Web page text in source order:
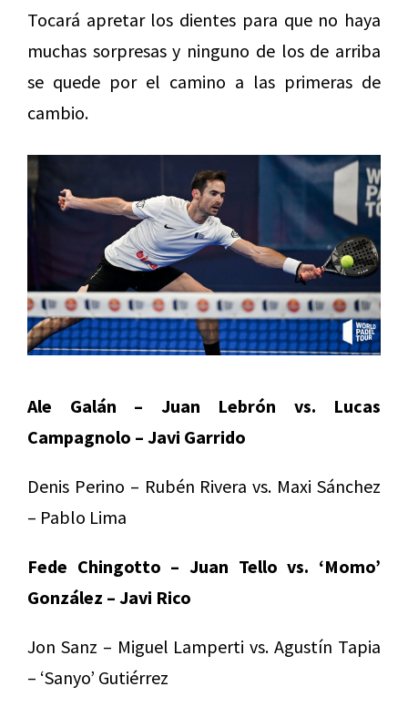
Tocará apretar los dientes para que no haya
muchas sorpresas y ninguno de los de arriba
se quede por el camino a las primeras de
cambio.
Ale Galán – Juan Lebrón vs. Lucas
Campagnolo – Javi Garrido
Denis Perino – Rubén Rivera vs. Maxi Sánchez
– Pablo Lima
Fede Chingotto – Juan Tello vs. ‘Momo’
González – Javi Rico
Jon Sanz – Miguel Lamperti vs. Agustín Tapia
– ‘Sanyo’ Gutiérrez